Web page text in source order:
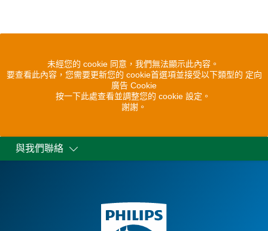
未經您的 cookie 同意，我們無法顯示此內容。
要查看此內容，您需要更新您的 cookie首選項並接受以下類型的 定向
廣告 Cookie
按一下此處查看並調整您的 cookie 設定。
謝謝。
與我們聯絡